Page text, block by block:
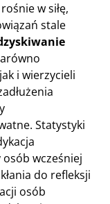
w siłę,
stale
i wierzycieli
Statystyki
wcześniej
do refleksji
osób